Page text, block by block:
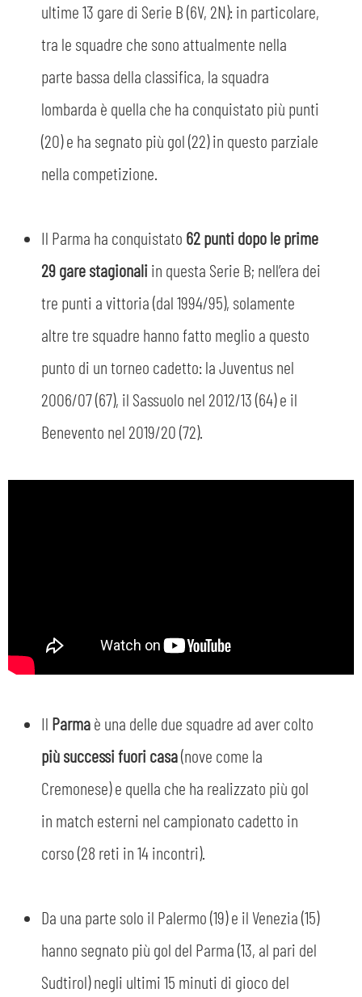
ultime 13 gare di Serie B (6V, 2N): in particolare,
tra le squadre che sono attualmente nella
parte bassa della classifica, la squadra
lombarda è quella che ha conquistato più punti
(20) e ha segnato più gol (22) in questo parziale
nella competizione.
Il Parma ha conquistato 62 punti dopo le prime
29 gare stagionaliin questa Serie B; nell’era dei
tre punti a vittoria (dal 1994/95), solamente
altre tre squadre hanno fatto meglio a questo
punto di un torneo cadetto: la Juventus nel
2006/07 (67), il Sassuolo nel 2012/13 (64) e il
Benevento nel 2019/20 (72).
Il Parmaè una delle due squadre ad aver colto
più successi fuori casa(nove come la
Cremonese) e quella che ha realizzato più gol
in match esterni nel campionato cadetto in
corso (28 reti in 14 incontri).
Da una parte solo il Palermo (19) e il Venezia (15)
hanno segnato più gol del Parma (13, al pari del
Sudtirol) negli ultimi 15 minuti di gioco del